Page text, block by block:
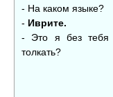
- На каком языке?
- Иврите.
- Это я без тебя
толкать?